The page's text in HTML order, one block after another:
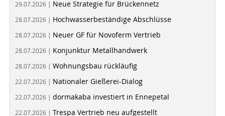
29.07.2026 | Neue Strategie für Brückennetz
28.07.2026 | Hochwasserbeständige Abschlüsse
28.07.2026 | Neuer GF für Novoferm Vertrieb
28.07.2026 | Konjunktur Metallhandwerk
28.07.2026 | Wohnungsbau rückläufig
22.07.2026 | Nationaler Gießerei-Dialog
22.07.2026 | dormakaba investiert in Ennepetal
22.07.2026 | Trespa Vertrieb neu aufgestellt